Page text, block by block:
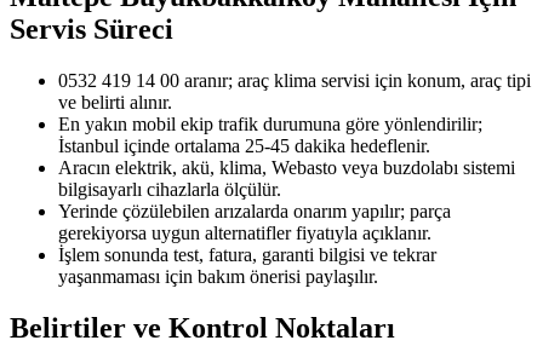
Servis Süreci
0532 419 14 00 aranır; araç klima servisi için konum, araç tipi
ve belirti alınır.
En yakın mobil ekip trafik durumuna göre yönlendirilir;
İstanbul içinde ortalama 25-45 dakika hedeflenir.
Aracın elektrik, akü, klima, Webasto veya buzdolabı sistemi
bilgisayarlı cihazlarla ölçülür.
Yerinde çözülebilen arızalarda onarım yapılır; parça
gerekiyorsa uygun alternatifler fiyatıyla açıklanır.
İşlem sonunda test, fatura, garanti bilgisi ve tekrar
yaşanmaması için bakım önerisi paylaşılır.
Belirtiler ve Kontrol Noktaları